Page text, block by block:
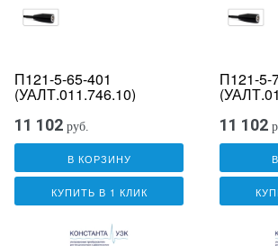
П121-5-65-401
(УАЛТ.011.746.10)
11 102 руб.
В КОРЗИНУ
КУПИТЬ В 1 КЛИК
П121-5-
11 102